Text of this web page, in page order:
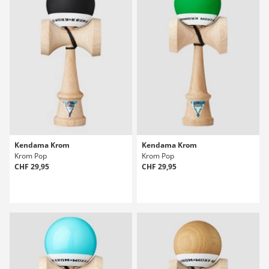
Kendama Krom
Krom Pop
CHF 29,95
Kendama Krom
Krom Pop
CHF 29,95